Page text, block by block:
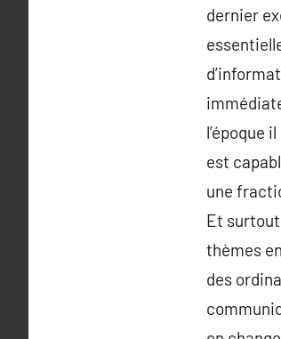
dernier
l’époque
est
une
Et
thèmes
des